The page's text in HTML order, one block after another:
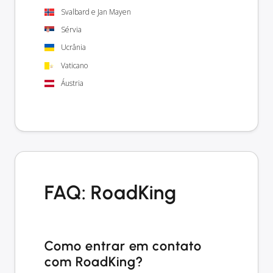
Svalbard e Jan Mayen
Sérvia
Ucrânia
Vaticano
Áustria
FAQ: RoadKing
Como entrar em contato
com RoadKing?